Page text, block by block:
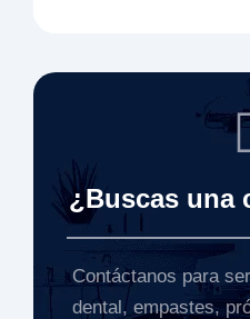
¿Buscas una
Contáctanos para
dental, empastes,